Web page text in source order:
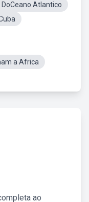
DoCeano Atlantico
a Africa
ao